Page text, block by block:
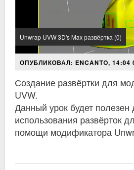
Unwrap UVW 3D's Max развёртка (0)
ОПУБЛИКОВАЛ: ENCANTO, 14:04
Создание развёртки для
UVW.
Данный урок будет полезен
использования развёрток
помощи модификатора